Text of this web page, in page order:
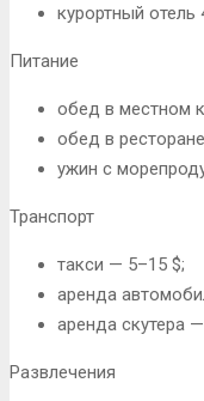
курортный
Питание
обед в местном
обед в
ужин с
Транспорт
такси — 5–15 $;
аренда
аренда скутера
Развлечения